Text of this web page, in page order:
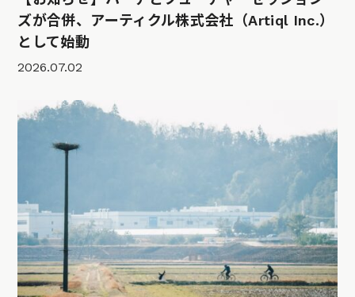
ズが合併、アーティクル株式会社（Artiql Inc.）
として始動
2026.07.02